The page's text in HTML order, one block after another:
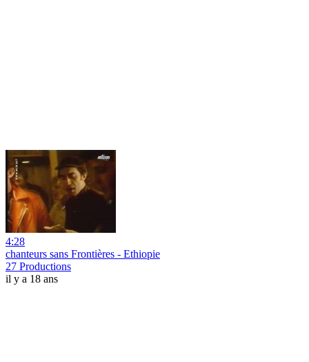
4:28
chanteurs sans Frontières - Ethiopie
27 Productions
il y a 18 ans